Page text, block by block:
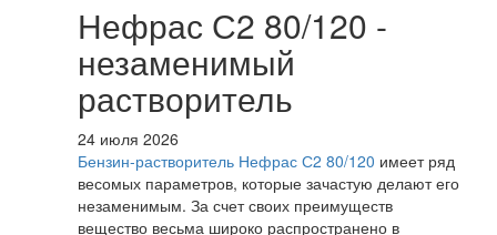
Нефрас С2 80/120 -
незаменимый
растворитель
24 июля 2026
Бензин-растворитель Нефрас С2 80/120 имеет ряд
весомых параметров, которые зачастую делают его
незаменимым. За счет своих преимуществ
вещество весьма широко распространено в